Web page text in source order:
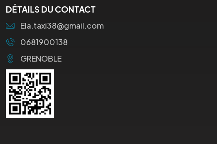
DÉTAILS DU CONTACT
Ela.taxi38@gmail.com
0681900138
GRENOBLE